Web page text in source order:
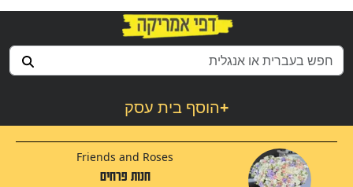
הוסף בית עסק+
Friends and Roses
חנות פרחים